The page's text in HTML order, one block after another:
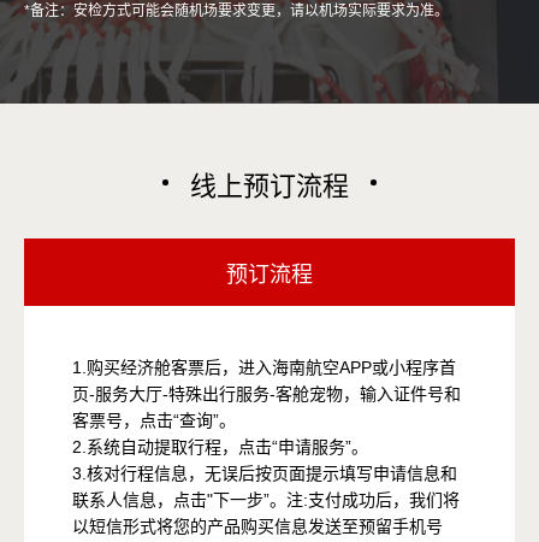
*备注：安检方式可能会随机场要求变更，请以机场实际要求为准。
线上预订流程
预订流程
1.购买经济舱客票后，进入海南航空APP或小程序首
页-服务大厅-特殊出行服务-客舱宠物，输入证件号和
客票号，点击“查询”。
2.系统自动提取行程，点击“申请服务”。
3.核对行程信息，无误后按页面提示填写申请信息和
联系人信息，点击"下一步”。注:支付成功后，我们将
以短信形式将您的产品购买信息发送至预留手机号